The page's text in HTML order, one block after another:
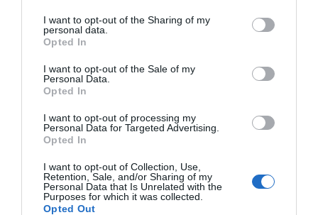
not limited to your visit or usage behaviour. You may click to
grant or deny consent to Google and its third-party tags to
use your data for below specified purposes in below Google
consent section.
I want to opt-out of the Sharing of my
personal data.
Opted In
I want to opt-out of the Sale of my
Personal Data.
Opted In
I want to opt-out of processing my
Personal Data for Targeted Advertising.
Opted In
I want to opt-out of Collection, Use,
Retention, Sale, and/or Sharing of my
Personal Data that Is Unrelated with the
Purposes for which it was collected.
Opted Out